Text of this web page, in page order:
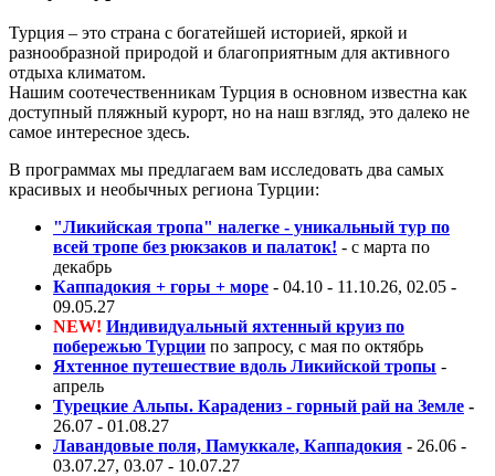
Турция – это страна с богатейшей историей, яркой и
разнообразной природой и благоприятным для активного
отдыха климатом.
Нашим соотечественникам Турция в основном известна как
доступный пляжный курорт, но на наш взгляд, это далеко не
самое интересное здесь.
В программах мы предлагаем вам исследовать два самых
красивых и необычных региона Турции:
"Ликийская тропа" налегке - уникальный тур по
всей тропе без рюкзаков и палаток! - с марта по
декабрь
Каппадокия + горы + море - 04.10 - 11.10.26, 02.05 -
09.05.27
NEW! Индивидуальный яхтенный круиз по
побережью Турции по запросу, с мая по октябрь
Яхтенное путешествие вдоль Ликийской тропы -
апрель
Турецкие Альпы. Карадениз - горный рай на Земле -
26.07 - 01.08.27
Лавандовые поля, Памуккале, Каппадокия - 26.06 -
03.07.27, 03.07 - 10.07.27